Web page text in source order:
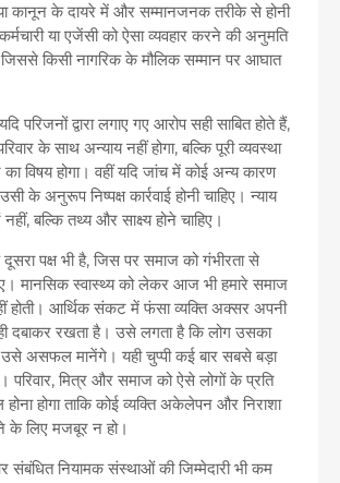
कानून के दायरे में और सम्मानजनक तरीके से होनी
या एजेंसी को ऐसा व्यवहार करने की अनुमति
किसी नागरिक के मौलिक सम्मान पर आघात
परिजनों द्वारा लगाए गए आरोप सही साबित होते हैं,
के साथ अन्याय नहीं होगा, बल्कि पूरी व्यवस्था
विषय होगा। वहीं यदि जांच में कोई अन्य कारण
के अनुरूप निष्पक्ष कार्रवाई होनी चाहिए। न्याय
बल्कि तथ्य और साक्ष्य होने चाहिए।
पक्ष भी है, जिस पर समाज को गंभीरता से
मानसिक स्वास्थ्य को लेकर आज भी हमारे समाज
होती। आर्थिक संकट में फंसा व्यक्ति अक्सर अपनी
दबाकर रखता है। उसे लगता है कि लोग उसका
असफल मानेंगे। यही चुप्पी कई बार सबसे बड़ा
मित्र और समाज को ऐसे लोगों के प्रति
होगा ताकि कोई व्यक्ति अकेलेपन और निराशा
के लिए मजबूर न हो।
संबंधित नियामक संस्थाओं की जिम्मेदारी भी कम